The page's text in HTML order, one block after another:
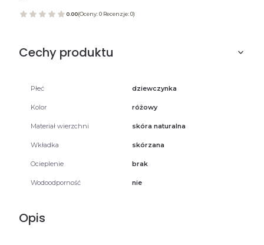
0.00(Oceny: 0 Recenzje: 0)
Cechy produktu
Płeć dziewczynka
Kolor różowy
Materiał wierzchni skóra naturalna
Wkładka skórzana
Ocieplenie brak
Wodoodporność nie
Opis